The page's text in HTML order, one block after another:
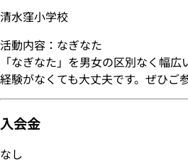
清水窪小学校
活動内容：なぎなた
「なぎなた」を男女の区別なく幅広
経験がなくても大丈夫です。ぜひご
入会金
なし